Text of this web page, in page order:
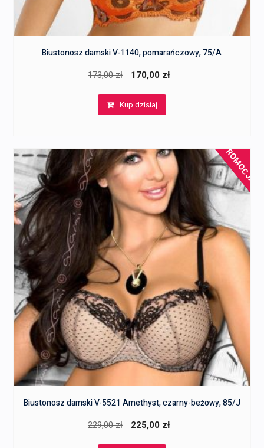
Biustonosz damski V-1140, pomarańczowy, 75/A
173,00zł
Pierwotna
wynosiła:
170,00 zł
Kup dzisiaj
PROMOCJA!
Biustonosz damski V-5521 Amethyst, czarny-beżowy, 85/J
229,00zł
Pierwotna
225,00 zł